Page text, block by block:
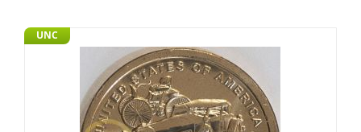
UNC